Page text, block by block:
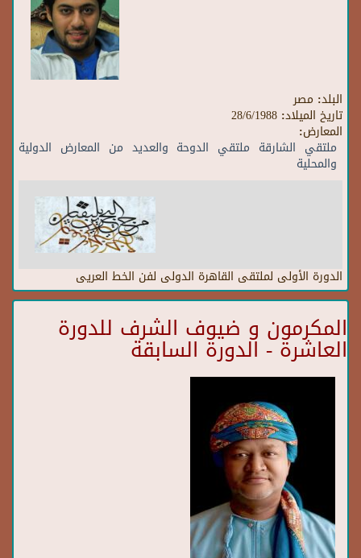
البلد: مصر
تاريخ الميلاد: 28/6/1988
المعارض:
ملتقي الشارقة ملتقي الدوحة والعديد من المعارض الدولية
والمحلية
الدورة الأولى لملتقى القاهرة الدولى لفن الخط العريى
المكرمون و ضيوف الشرف للدورة
العاشرة - الدورة السابقة